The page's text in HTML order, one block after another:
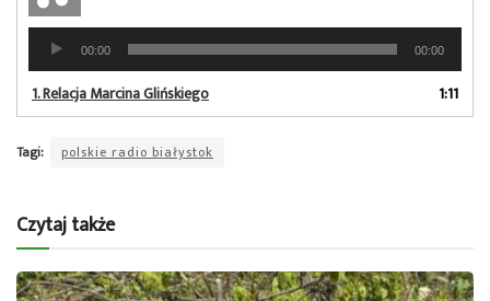
Odtwarzacz
plików
dźwiękowych
00:00 00:00
1.Relacja Marcina Glińskiego 1:11
Tagi: polskie radio białystok
Czytaj także